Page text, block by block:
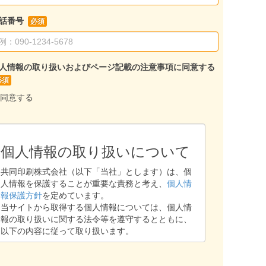
番号
情報の取り扱いおよびページ記載の注意事項に同意する
同意する
個人情報の取り扱いについて
共同印刷株式会社（以下「当社」とします）は、個
人情報を保護することが重要な責務と考え、 個人情
報保護方針を定めています。
当サイトから取得する個人情報については、個人情
報の取り扱いに関する法令等を遵守するとともに、
以下の内容に従って取り扱います。